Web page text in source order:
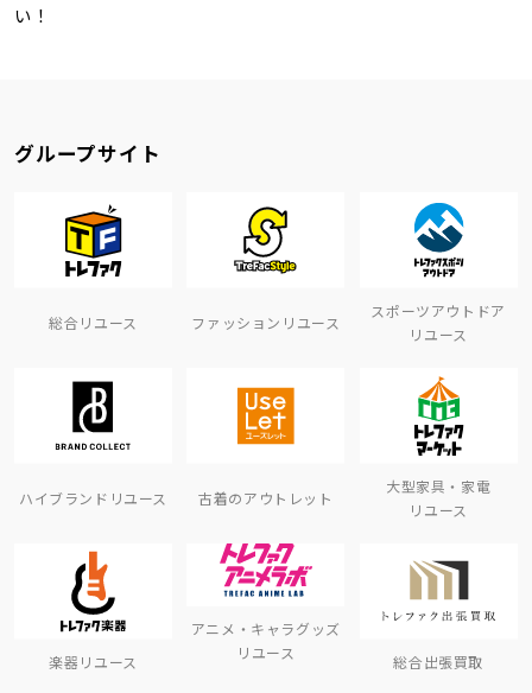
い！
グループサイト
総合リユース ファッションリユース
スポーツアウトドア
リユース
ハイブランドリユース 古着のアウトレット
大型家具・家電
リユース
楽器リユース
アニメ・キャラグッズ
リユース
総合出張買取